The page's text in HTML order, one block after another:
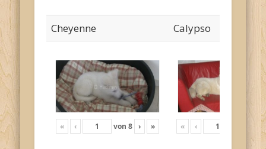
Cheyenne Calypso
« ‹ von8 › » « ‹